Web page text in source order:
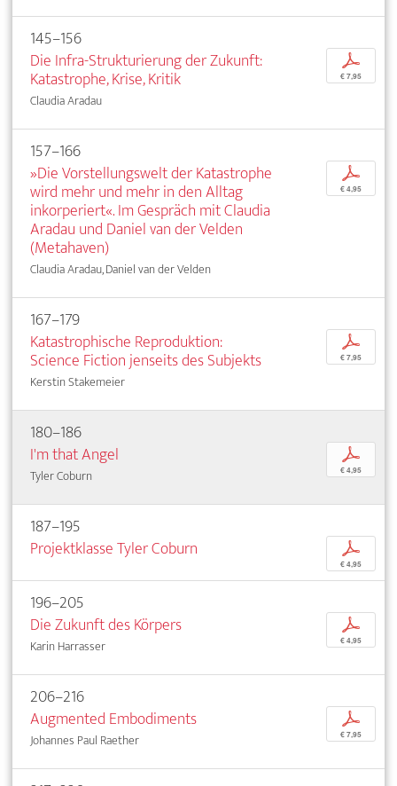
145–156
Die Infra-Strukturierung der Zukunft:
Katastrophe, Krise, Kritik
Claudia Aradau
p
€ 7,95
157–166
»Die Vorstellungswelt der Katastrophe
wird mehr und mehr in den Alltag
inkorperiert«. Im Gespräch mit Claudia
Aradau und Daniel van der Velden
(Metahaven)
Claudia Aradau, Daniel van der Velden
p
€ 4,95
167–179
Katastrophische Reproduktion:
Science Fiction jenseits des Subjekts
Kerstin Stakemeier
p
€ 7,95
180–186
I'm that Angel
Tyler Coburn
p
€ 4,95
187–195
Projektklasse Tyler Coburn
p
€ 4,95
196–205
Die Zukunft des Körpers
Karin Harrasser
p
€ 4,95
206–216
Augmented Embodiments
Johannes Paul Raether
p
€ 7,95